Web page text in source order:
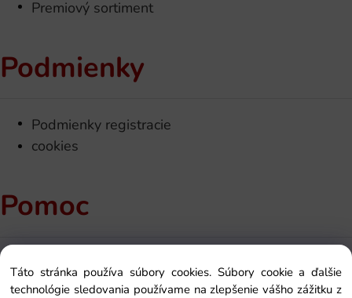
Premiový sortiment
Podmienky
Podmienky registracie
cookies
Pomoc
Kontakt
Ako si objednať
Táto stránka používa súbory cookies. Súbory cookie a ďalšie
technológie sledovania používame na zlepšenie vášho zážitku z